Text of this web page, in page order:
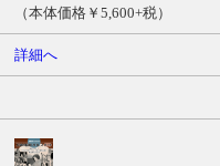
（本体価格￥5,600+税）
詳細へ